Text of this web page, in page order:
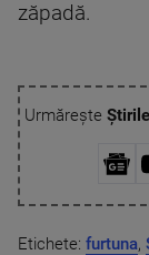
zăpadă.
Urmărește
Etichete: furtuna,